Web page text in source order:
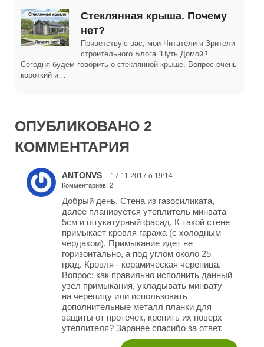
Cтеклянная крыша. Почему
нет?
Приветствую вас, мои Читатели и Зрители
строительного Блога “Путь Домой”!
Сегодня будем говорить о стеклянной крыше. Вопрос очень
короткий и…
ОПУБЛИКОВАНО 2
КОММЕНТАРИЯ
ANTONVS 17.11.2017 о 19:14
Комментариев: 2
Добрый день. Стена из газосиликата,
далее планируется утеплитель минвата
5см и штукатурный фасад. К такой стене
примыкает кровля гаража (с холодным
чердаком). Примыкание идет не
горизонтально, а под углом около 25
град. Кровля - керамическая черепица.
Вопрос: как правильно исполнить данный
узел примыкания, укладывать минвату
на черепицу или использовать
дополнительные металл планки для
защиты от протечек, крепить их поверх
утеплителя? Заранее спасибо за ответ.